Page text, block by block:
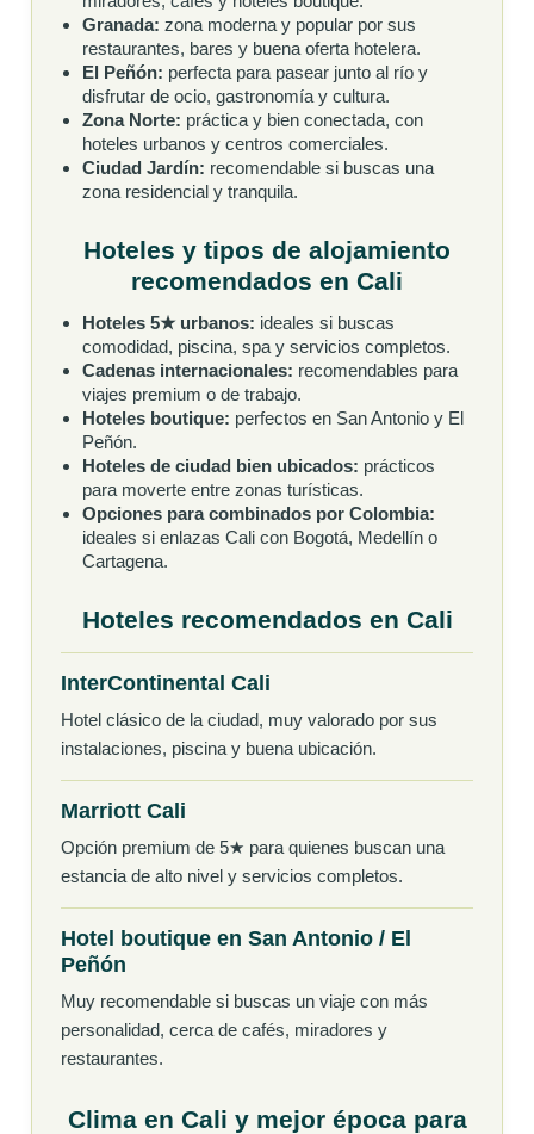
Granada: zona moderna y popular por sus
restaurantes, bares y buena oferta hotelera.
El Peñón: perfecta para pasear junto al río y
disfrutar de ocio, gastronomía y cultura.
Zona Norte: práctica y bien conectada, con
hoteles urbanos y centros comerciales.
Ciudad Jardín: recomendable si buscas una
zona residencial y tranquila.
Hoteles y tipos de alojamiento
recomendados en Cali
Hoteles 5★ urbanos: ideales si buscas
comodidad, piscina, spa y servicios completos.
Cadenas internacionales: recomendables para
viajes premium o de trabajo.
Hoteles boutique: perfectos en San Antonio y El
Peñón.
Hoteles de ciudad bien ubicados: prácticos
para moverte entre zonas turísticas.
Opciones para combinados por Colombia:
ideales si enlazas Cali con Bogotá, Medellín o
Cartagena.
Hoteles recomendados en Cali
InterContinental Cali
Hotel clásico de la ciudad, muy valorado por sus
instalaciones, piscina y buena ubicación.
Marriott Cali
Opción premium de 5★ para quienes buscan una
estancia de alto nivel y servicios completos.
Hotel boutique en San Antonio / El
Peñón
Muy recomendable si buscas un viaje con más
personalidad, cerca de cafés, miradores y
restaurantes.
Clima en Cali y mejor época para